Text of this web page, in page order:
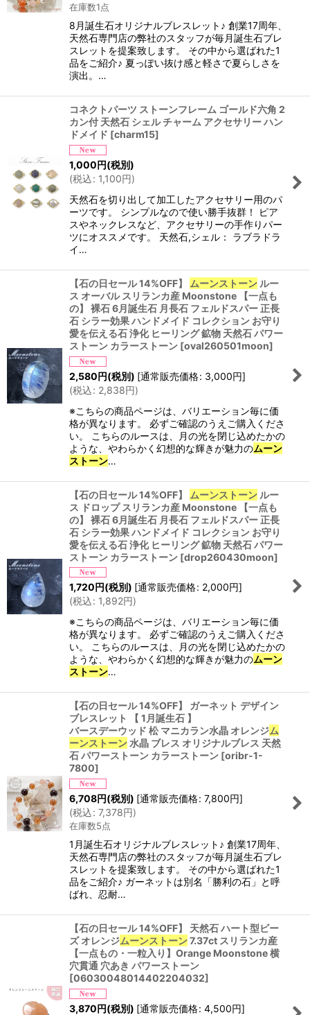
在庫数1点
8月誕生石オリジナルブレスレット♪ 創業17周年、
天然石専門店の弊社のスタッフが毎月誕生石ブレ
スレットを提案致します。 その中から選ばれた1
品をご紹介♪ 夏っぽい抜け感と軽さで夏らしさを
演出。…
コネクトパーツ ストーンフレーム ゴールド六角 2
カン付 天然石 シェル チャーム アクセサリー ハン
ドメイド [charm15]
1,000円(税別)
(税込: 1,100円)
天然石を切り出して加工したアクセサリー用のパ
ーツです。 シンプルなので使い勝手抜群！ ピア
スやネックレスなど、アクセサリーの手作りパー
ツにオススメです。 天然石,シェル： ラブラドラ
イ…
【石の日セール 14%OFF】 ムーンストーン ルー
ス オーバル スリランカ産 Moonstone 【一点も
の】 裸石 6月誕生石 月長石 フェルドスパー 正長
石 シラー効果 ハンドメイド コレクション お守り
愛を伝える石 浄化 ヒーリング 鉱物 天然石 パワー
ストーン カラーストーン [oval260501moon]
2,580円(税別) [通常販売価格: 3,000円]
(税込: 2,838円)
※こちらの商品ページは、バリエーション毎に価
格が異なります。 必ずご確認のうえご購入くださ
い。 こちらのルースは、月の光を閉じ込めたかの
ような、やわらかく幻想的な輝きが魅力のムーン
ストーン…
【石の日セール 14%OFF】 ムーンストーン ルー
ス ドロップ スリランカ産 Moonstone 【一点も
の】 裸石 6月誕生石 月長石 フェルドスパー 正長
石 シラー効果 ハンドメイド コレクション お守り
愛を伝える石 浄化 ヒーリング 鉱物 天然石 パワー
ストーン カラーストーン [drop260430moon]
1,720円(税別) [通常販売価格: 2,000円]
(税込: 1,892円)
※こちらの商品ページは、バリエーション毎に価
格が異なります。 必ずご確認のうえご購入くださ
い。 こちらのルースは、月の光を閉じ込めたかの
ような、やわらかく幻想的な輝きが魅力のムーン
ストーン…
【石の日セール 14%OFF】 ガーネット デザイン
ブレスレット 【 1月誕生石 】
バースデーウッド 松 マニカラン水晶 オレンジム
ーンストーン水晶 ブレス オリジナルブレス 天然
石 パワーストーン カラーストーン [oribr-1-
7800]
6,708円(税別) [通常販売価格: 7,800円]
(税込: 7,378円)
在庫数5点
1月誕生石オリジナルブレスレット♪ 創業17周年、
天然石専門店の弊社のスタッフが毎月誕生石ブレ
スレットを提案致します。 その中から選ばれた1
品をご紹介♪ ガーネットは別名「勝利の石」と呼
ばれ、忍耐…
【石の日セール 14%OFF】 天然石 ハート型ビー
ズ オレンジムーンストーン7.37ct スリランカ産
【一点もの・一粒入り】Orange Moonstone 横
穴貫通 穴あき パワーストーン
[06030048014402204032]
3,870円(税別) [通常販売価格: 4,500円]